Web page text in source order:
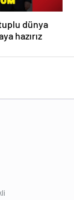
dünya
hazırız